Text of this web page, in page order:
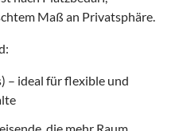
Maß an Privatsphäre.
– ideal für flexible und